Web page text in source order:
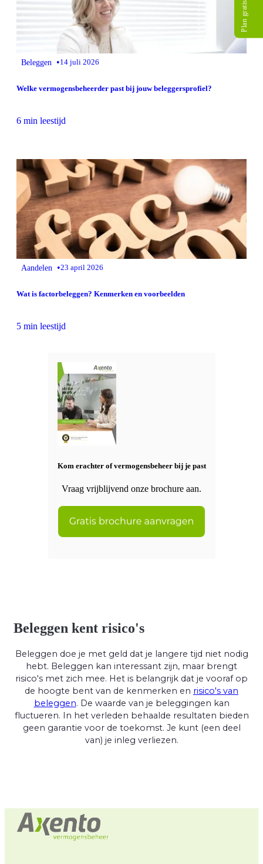
Beleggen •14 juli 2026
Welke vermogensbeheerder past bij jouw beleggersprofiel?
6 min leestijd
Aandelen •23 april 2026
Wat is factorbeleggen? Kenmerken en voorbeelden
5 min leestijd
Kom erachter of vermogensbeheer bij je past
Vraag vrijblijvend onze brochure aan.
Beleggen kent risico's
Beleggen doe je met geld dat je langere tijd niet nodig
hebt. Beleggen kan interessant zijn, maar brengt
risico's met zich mee. Het is belangrijk dat je vooraf op
de hoogte bent van de kenmerken en risico's van
beleggen. De waarde van je beleggingen kan
fluctueren. In het verleden behaalde resultaten bieden
geen garantie voor de toekomst. Je kunt (een deel
van) je inleg verliezen.